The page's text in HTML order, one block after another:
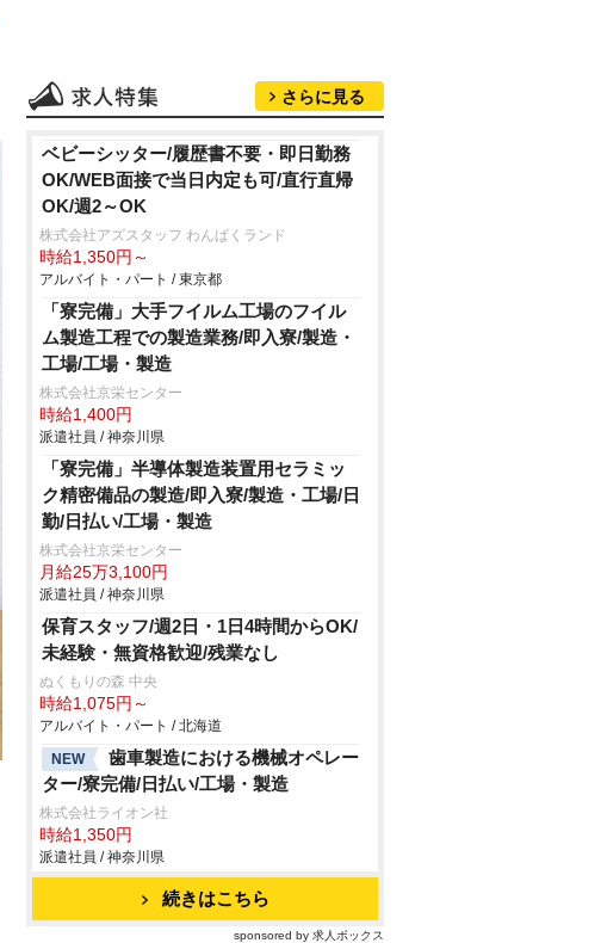
さらに見る
ベビーシッター/履歴書不要・即日勤務
OK/WEB面接で当日内定も可/直行直帰
OK/週2～OK
株式会社アズスタッフ わんぱくランド
時給1,350円～
アルバイト・パート / 東京都
「寮完備」大手フイルム工場のフイル
ム製造工程での製造業務/即入寮/製造・
工場/工場・製造
株式会社京栄センター
時給1,400円
派遣社員 / 神奈川県
「寮完備」半導体製造装置用セラミッ
ク精密備品の製造/即入寮/製造・工場/日
勤/日払い/工場・製造
株式会社京栄センター
月給25万3,100円
派遣社員 / 神奈川県
保育スタッフ/週2日・1日4時間からOK/
未経験・無資格歓迎/残業なし
ぬくもりの森 中央
時給1,075円～
アルバイト・パート / 北海道
NEW
歯車製造における機械オペレー
ター/寮完備/日払い/工場・製造
株式会社ライオン社
時給1,350円
派遣社員 / 神奈川県
続きはこちら
sponsored by 求人ボックス